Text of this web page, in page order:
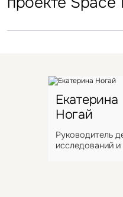
в Шушарах
Екатерина
Ногай
Руководитель
исследований и